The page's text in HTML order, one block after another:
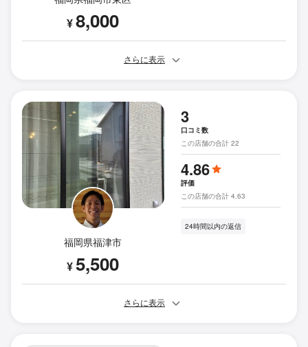
¥8,000
さらに表示
福岡県福津市
¥5,500
3
口コミ数
この店舗の合計 22
4.86
評価
この店舗の合計 4.63
24時間以内の返信
さらに表示